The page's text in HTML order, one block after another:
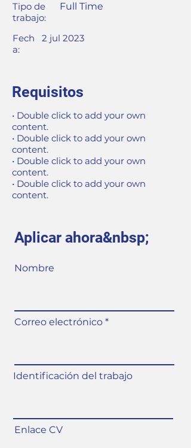
Tipo de
trabajo:
Full Time
Fech
a:
2 jul 2023
Requisitos
• Double click to add your own
content.
• Double click to add your own
content.
• Double click to add your own
content.
• Double click to add your own
content.
Aplicar ahora&nbsp;
Nombre
Correo electrónico
Identificación del trabajo
Enlace CV